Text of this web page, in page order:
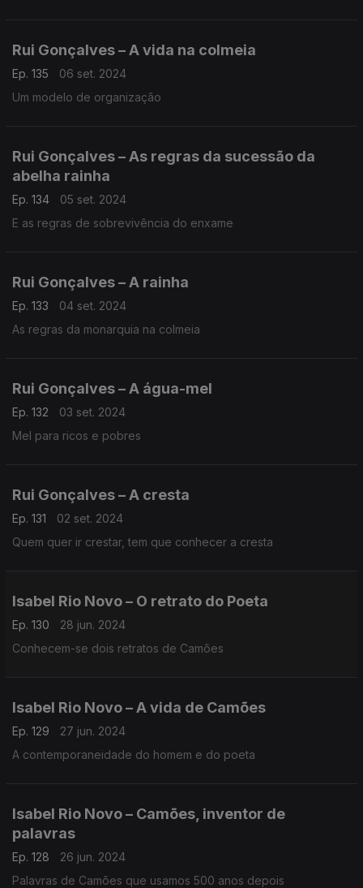
Rui Gonçalves – A vida na colmeia
Ep. 135
06 set. 2024
Um modelo de organização
Rui Gonçalves – As regras da sucessão da
abelha rainha
Ep. 134
05 set. 2024
E as regras de sobrevivência do enxame
Rui Gonçalves – A rainha
Ep. 133
04 set. 2024
As regras da monarquia na colmeia
Rui Gonçalves – A água-mel
Ep. 132
03 set. 2024
Mel para ricos e pobres
Rui Gonçalves – A cresta
Ep. 131
02 set. 2024
Quem quer ir crestar, tem que conhecer a cresta
Isabel Rio Novo – O retrato do Poeta
Ep. 130
28 jun. 2024
Conhecem-se dois retratos de Camões
Isabel Rio Novo – A vida de Camões
Ep. 129
27 jun. 2024
A contemporaneidade do homem e do poeta
Isabel Rio Novo – Camões, inventor de
palavras
Ep. 128
26 jun. 2024
Palavras de Camões que usamos 500 anos depois